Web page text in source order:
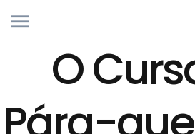
O